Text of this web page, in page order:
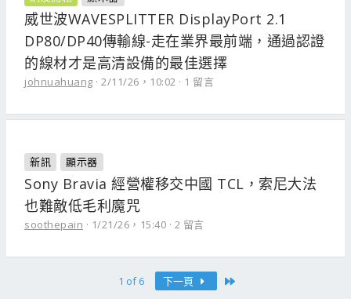
威世波WAVESPLITTER DisplayPort 2.1
DP80/DP40傳輸線-走在業界最前端，通過認證
的線材才是高清設備的最佳選擇
johnuahuang 2/11/26，10:02 1 留言
新訊 顯示器
Sony Bravia 經營權移交中國 TCL，索尼大法
也難敵低毛利魔咒
soothepain 1/21/26，15:40 2 留言
1 of 6 下一頁